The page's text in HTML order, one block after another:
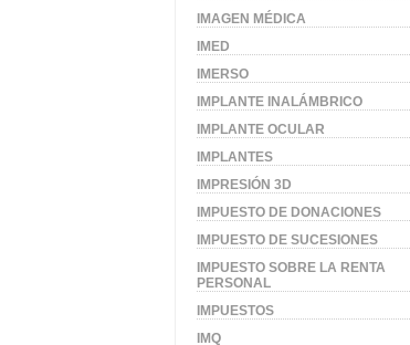
IMAGEN MÉDICA
IMED
IMERSO
IMPLANTE INALÁMBRICO
IMPLANTE OCULAR
IMPLANTES
IMPRESIÓN 3D
IMPUESTO DE DONACIONES
IMPUESTO DE SUCESIONES
IMPUESTO SOBRE LA RENTA
PERSONAL
IMPUESTOS
IMQ